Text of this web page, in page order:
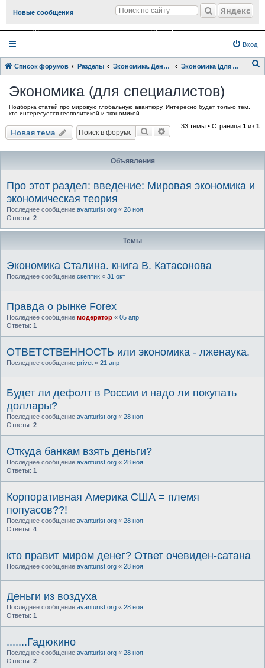
Новые сообщения Яндекс
Вход
Список форумов Разделы Экономика. Деньги. Экономика (для специалистов)
Экономика (для специалистов)
Подборка статей про мировую глобальную авантюру. Интересно будет только тем,
кто интересуется геополитикой и экономикой.
Новая тема Поиск Расширенный поиск
33 темы • Страница 1 из 1
Объявления
Про этот раздел: введение: Мировая экономика и
экономическая теория
Последнее сообщение avanturist.org « 28 ноя
Ответы: 2
Темы
Экономика Сталина. книга В. Катасонова
Последнее сообщение скептик « 31 окт
Правда о рынке Forex
Последнее сообщение модератор « 05 апр
Ответы: 1
ОТВЕТСТВЕННОСТЬ или экономика - лженаука.
Последнее сообщение privet « 21 апр
Будет ли дефолт в России и надо ли покупать
доллары?
Последнее сообщение avanturist.org « 28 ноя
Ответы: 2
Откуда банкам взять деньги?
Последнее сообщение avanturist.org « 28 ноя
Ответы: 1
Корпоративная Америка США = племя
попуасов??!
Последнее сообщение avanturist.org « 28 ноя
Ответы: 4
кто правит миром денег? Ответ очевиден-сатана
Последнее сообщение avanturist.org « 28 ноя
Деньги из воздуха
Последнее сообщение avanturist.org « 28 ноя
Ответы: 1
.......Гадюкино
Последнее сообщение avanturist.org « 28 ноя
Ответы: 2